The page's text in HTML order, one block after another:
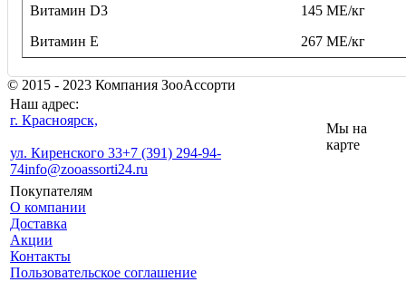
Витамин D3
145 ME/кг
Витамин E
267 ME/кг
© 2015 - 2023 Компания ЗооАссорти
Наш адрес:
г. Красноярск,
ул. Киренского 33+7 (391) 294-94-
74info@zooassorti24.ru
Мы на
карте
Покупателям
О компании
Доставка
Акции
Контакты
Пользовательское соглашение